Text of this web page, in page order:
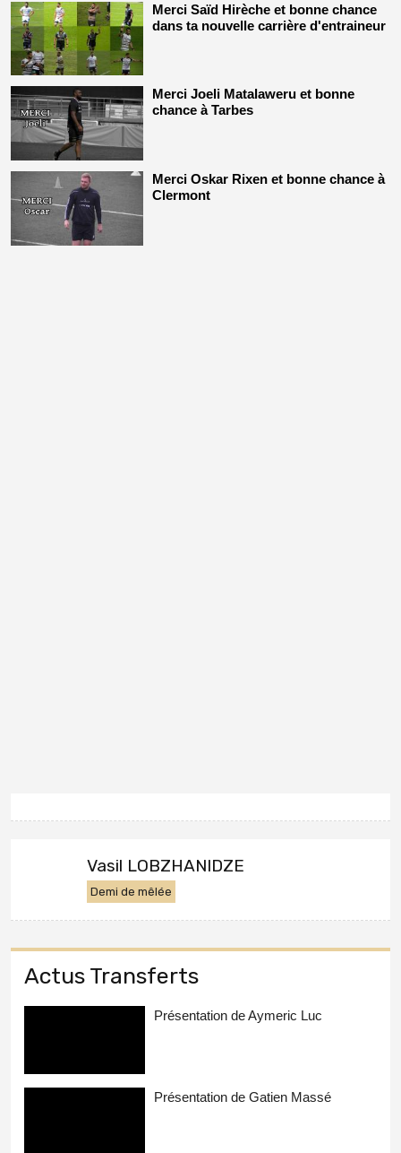
Merci Saïd Hirèche et bonne chance
dans ta nouvelle carrière d'entraineur
Merci Joeli Matalaweru et bonne
chance à Tarbes
Merci Oskar Rixen et bonne chance à
Clermont
Vasil LOBZHANIDZE
Demi de mêlée
Actus Transferts
Présentation de Aymeric Luc
Présentation de Gatien Massé